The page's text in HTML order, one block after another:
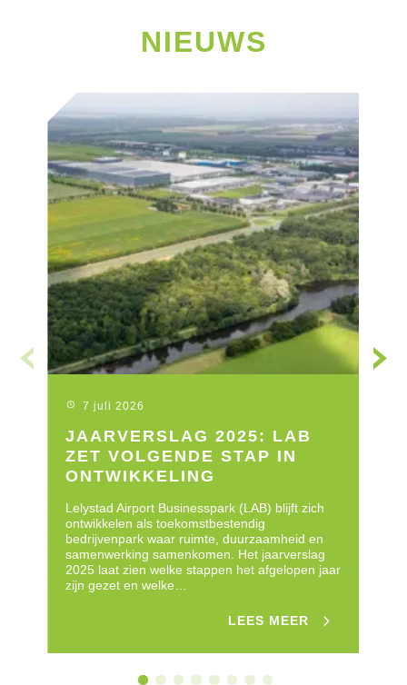
NIEUWS
JAARVERSLAG 2025: LAB
ZET VOLGENDE STAP IN
ONTWIKKELING
7 juli 2026
Lelystad Airport Businesspark (LAB) blijft zich
ontwikkelen als toekomstbestendig
bedrijvenpark waar ruimte, duurzaamheid en
samenwerking samenkomen. Het jaarverslag
2025 laat zien welke stappen het afgelopen jaar
zijn gezet en welke…
LEES MEER